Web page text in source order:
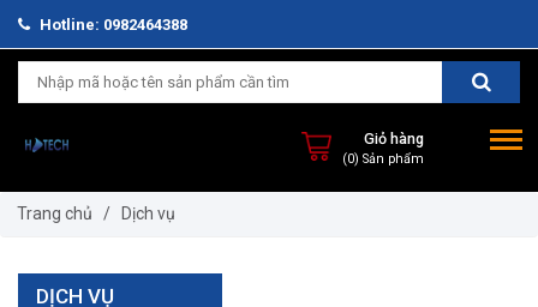
Hotline: 0982464388
Giỏ hàng
Trang chủ / Dịch vụ
DỊCH VỤ